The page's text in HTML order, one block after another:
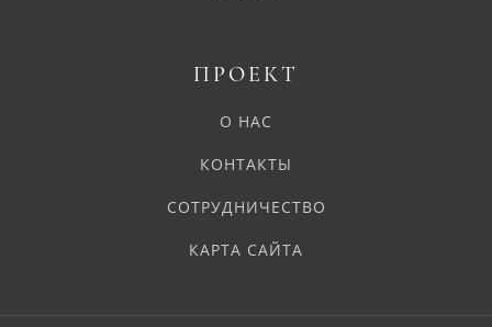
ПРОЕКТ
О НАС
КОНТАКТЫ
СОТРУДНИЧЕСТВО
КАРТА САЙТА